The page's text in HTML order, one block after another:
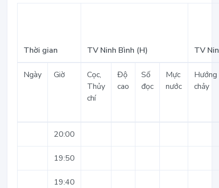
Thời gian TV Ninh Bình (H) TV
Ngày Giờ
Cọc,
Thủy
chí
Độ
cao
Số
đọc
Mực
nước
Hướng
chảy
20:00
19:50
19:40